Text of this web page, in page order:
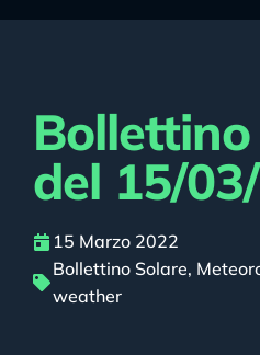
del 15/
15 Marzo 2022
Bollettino Solare,
weather